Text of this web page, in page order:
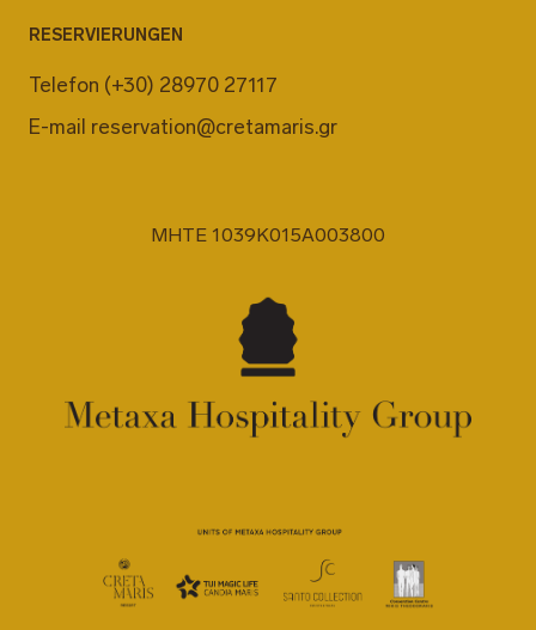
RESERVIERUNGEN
Telefon (+30) 28970 27117
E-mail reservation@cretamaris.gr
MHTE 1039K015A003800